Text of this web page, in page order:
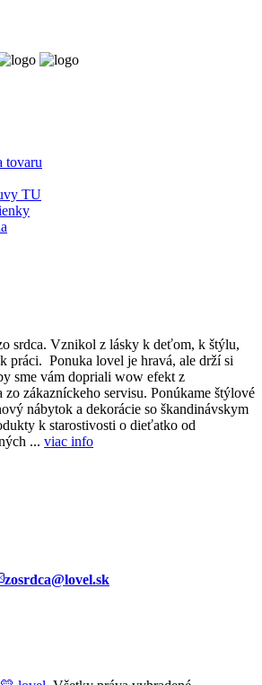
tovaru
TU
srdca. Vznikol z lásky k deťom, k štýlu,
práci. Ponuka lovel je hravá, ale drží si
sme vám dopriali wow efekt z
zo zákazníckeho servisu. Ponúkame štýlové
nábytok a dekorácie so škandinávskym
k starostivosti o dieťatko od
... viac info
zosrdca@lovel.sk